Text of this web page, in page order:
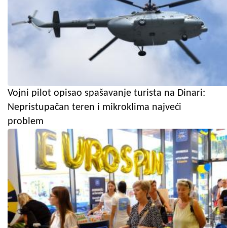
Vojni pilot opisao spašavanje turista na Dinari:
Nepristupačan teren i mikroklima najveći
problem